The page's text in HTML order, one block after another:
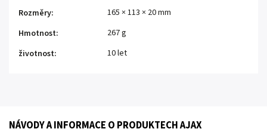
Rozměry:
165 × 113 × 20 mm
Hmotnost:
267 g
životnost: 10 let
NÁVODY A INFORMACE O PRODUKTECH AJAX